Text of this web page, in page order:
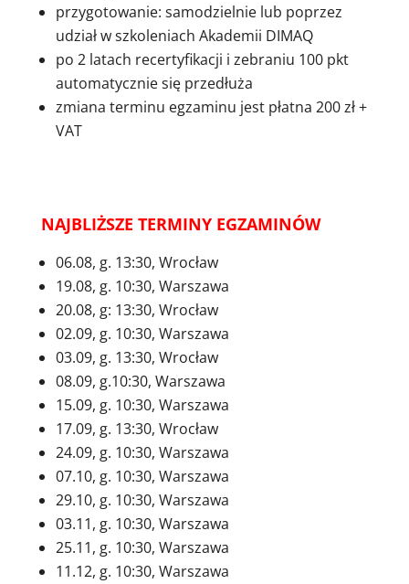
przygotowanie: samodzielnie lub poprzez
udział w szkoleniach Akademii DIMAQ
po 2 latach recertyfikacji i zebraniu 100 pkt
automatycznie się przedłuża
zmiana terminu egzaminu jest płatna 200 zł +
VAT
NAJBLIŻSZE TERMINY EGZAMINÓW
06.08, g. 13:30, Wrocław
19.08, g. 10:30, Warszawa
20.08, g: 13:30, Wrocław
02.09, g. 10:30, Warszawa
03.09, g. 13:30, Wrocław
08.09, g.10:30, Warszawa
15.09, g. 10:30, Warszawa
17.09, g. 13:30, Wrocław
24.09, g. 10:30, Warszawa
07.10, g. 10:30, Warszawa
29.10, g. 10:30, Warszawa
03.11, g. 10:30, Warszawa
25.11, g. 10:30, Warszawa
11.12, g. 10:30, Warszawa